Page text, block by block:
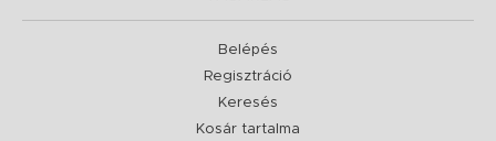
Belépés
Regisztráció
Keresés
Kosár tartalma